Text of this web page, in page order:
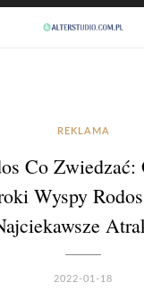
REKLAMA
Co Zwiedzać:
Wyspy
2022-01-18